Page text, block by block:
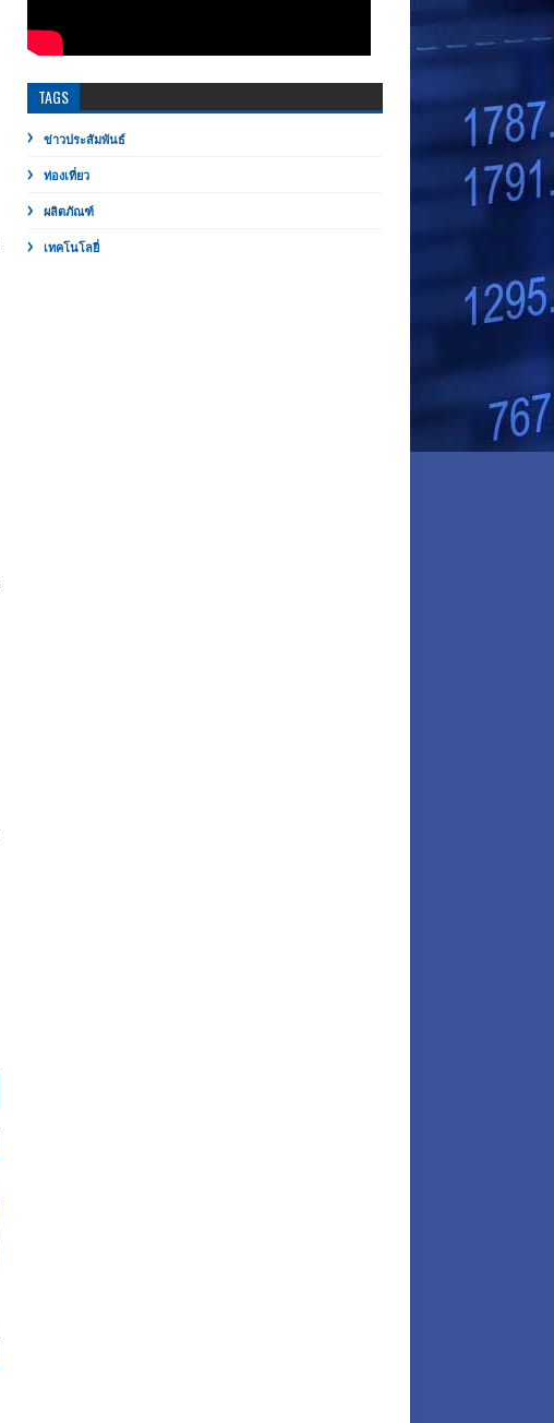
TAGS
ข่าวประสัมพันธ์
ท่องเที่ยว
ผลิตภัณฑ์
เทคโนโลยี่